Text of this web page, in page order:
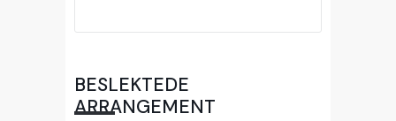
BESLEKTEDE
ARRANGEMENT